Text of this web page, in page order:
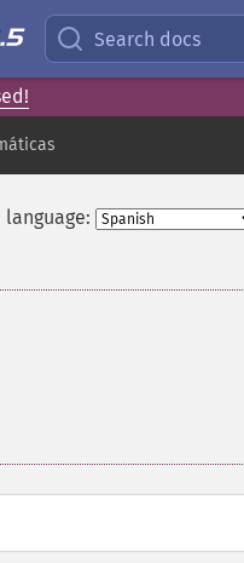
Search docs
language: